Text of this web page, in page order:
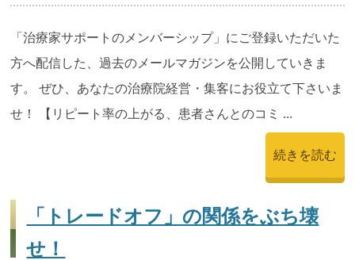
「治療家サポートのメンバーシップ」にご登録いただいた
方へ配信した、過去のメールマガジンを公開していきま
す。 ぜひ、あなたの治療院経営・集客にお役立て下さいま
せ！ 【リピート率の上がる、患者さんとのコミ ...
続きを読む
「トレードオフ」の関係をぶち壊
せ！